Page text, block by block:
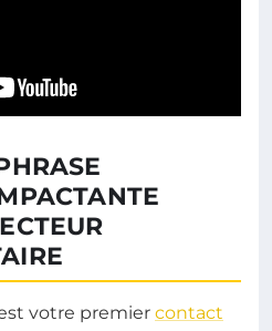
votre premier contact